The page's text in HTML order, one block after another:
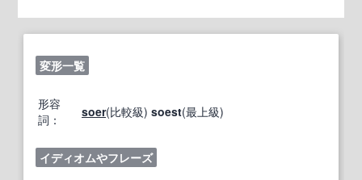
変形一覧
形容
詞：
soer(比較級) soest(最上級)
イディオムやフレーズ